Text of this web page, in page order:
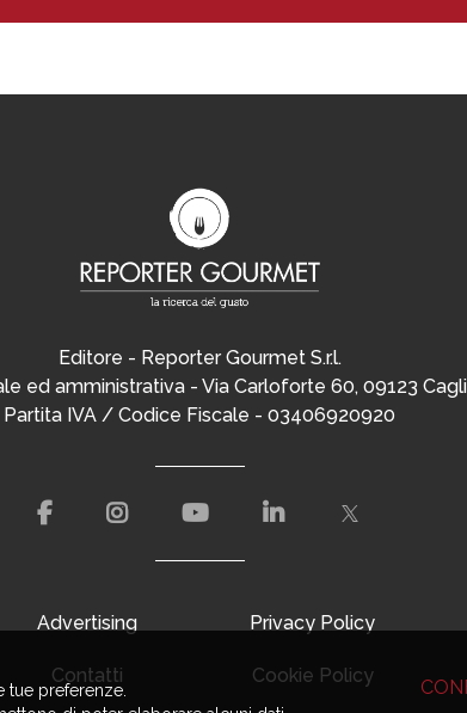
Editore - Reporter Gourmet S.r.l.
ed amministrativa - Via Carloforte 60, 09123
Partita IVA / Codice Fiscale - 03406920920
Advertising
Contatti
Privacy Policy
Cookie Policy
tue preferenze.